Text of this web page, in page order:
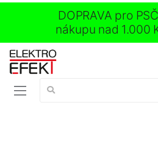
DOPRAVA pro
nákupu nad 1.000
Vyhledávání: